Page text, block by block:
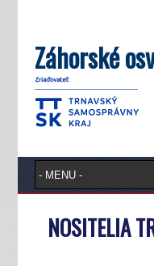
Záhorské
NOSITELIA